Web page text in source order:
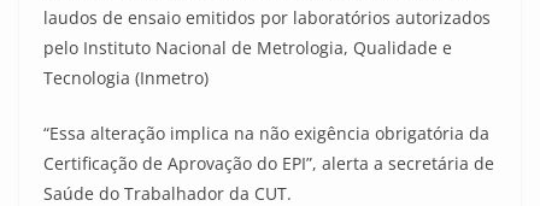
laudos de ensaio emitidos por laboratórios autorizados
pelo Instituto Nacional de Metrologia, Qualidade e
Tecnologia (Inmetro)
“Essa alteração implica na não exigência obrigatória da
Certificação de Aprovação do EPI”, alerta a secretária de
Saúde do Trabalhador da CUT.